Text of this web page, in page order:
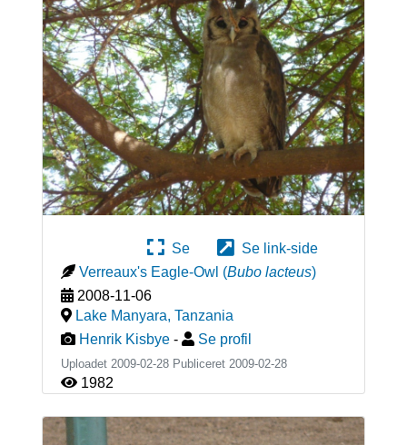
Se
Se link-side
Verreaux's Eagle-Owl (Bubo lacteus)
2008-11-06
Lake Manyara, Tanzania
Henrik Kisbye - Se profil
Uploadet 2009-02-28 Publiceret 2009-02-28
1982